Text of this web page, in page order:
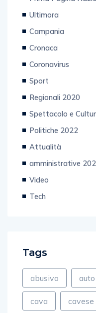
Ultimora
Campania
Cronaca
Coronavirus
Sport
Regionali 2020
Spettacolo e
Politiche 2022
Attualità
amministrative
Video
Tech
Tags
abusivo auto
cava cavese